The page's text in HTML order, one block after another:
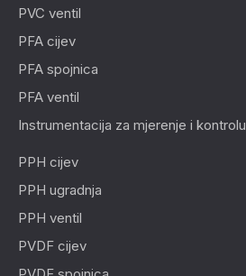
PVC ventil
PFA cijev
PFA spojnica
PFA ventil
Instrumentacija za mjerenje i kontrolu
PPH cijev
PPH ugradnja
PPH ventil
PVDF cijev